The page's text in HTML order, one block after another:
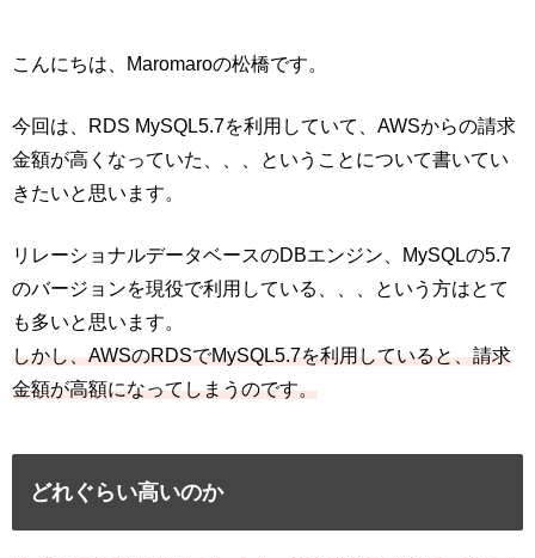
こんにちは、Maromaroの松橋です。
今回は、RDS MySQL5.7を利用していて、AWSからの請求
金額が高くなっていた、、、ということについて書いてい
きたいと思います。
リレーショナルデータベースのDBエンジン、MySQLの5.7
のバージョンを現役で利用している、、、という方はとて
も多いと思います。
しかし、AWSのRDSでMySQL5.7を利用していると、請求
金額が高額になってしまうのです。
どれぐらい高いのか